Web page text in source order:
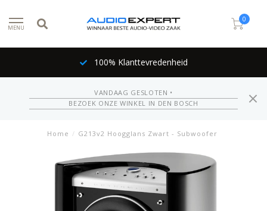
MENU
0
100% Klanttevredenheid
VANDAAG GESLOTEN •
BEZOEK ONZE WINKEL IN DEN BOSCH
Home / G213v2 Hoogglans Zwart - Subwoofer